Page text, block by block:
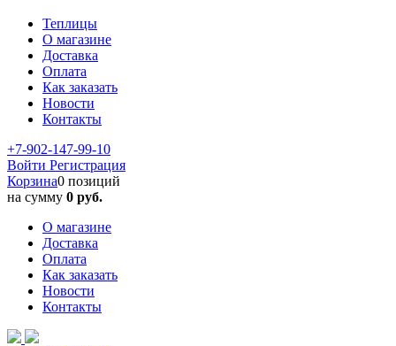
Теплицы
О магазине
Доставка
Оплата
Как заказать
Новости
Контакты
+7-902-147-99-10
Войти Регистрация
Корзина0 позиций
на сумму 0 руб.
О магазине
Доставка
Оплата
Как заказать
Новости
Контакты